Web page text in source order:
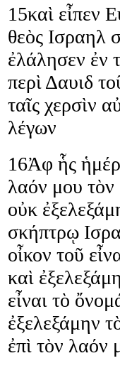
15καὶ εἶπεν
θεὸς Ισραηλ
ἐλάλησεν ἐν
περὶΔαυιδ
ταῖς χερσὶν
λέγων
16Ἀφ ἧς
λαόν μου τὸν
οὐκ
σκήπτρῳ
οἶκον τοῦ
καὶ
εἶναι τὸ
ἐξελεξάμην
ἐπὶ τὸν λαόν